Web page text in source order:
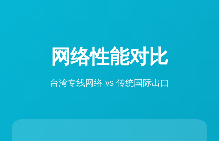
网络性能对比
台湾专线网络 vs 传统国际出口